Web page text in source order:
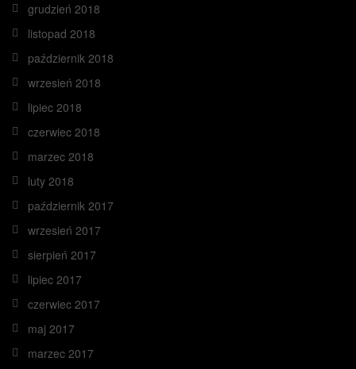
grudzień 2018
listopad 2018
październik 2018
wrzesień 2018
lipiec 2018
czerwiec 2018
marzec 2018
luty 2018
październik 2017
wrzesień 2017
sierpień 2017
lipiec 2017
czerwiec 2017
maj 2017
marzec 2017